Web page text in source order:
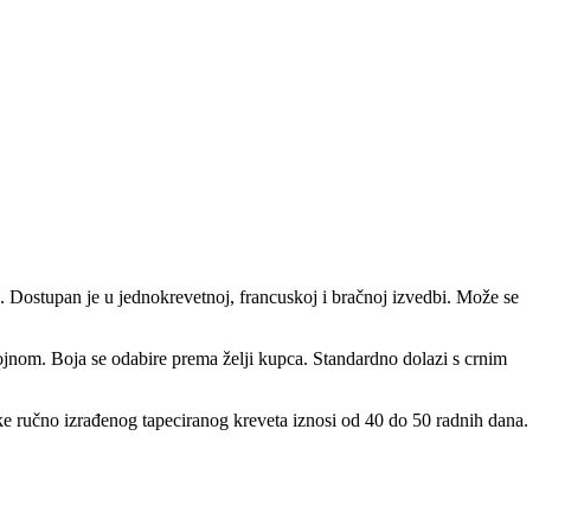
je u jednokrevetnoj, francuskoj i bračnoj izvedbi. Može se
Boja se odabire prema želji kupca. Standardno dolazi s crnim
izrađenog tapeciranog kreveta iznosi od 40 do 50 radnih dana.